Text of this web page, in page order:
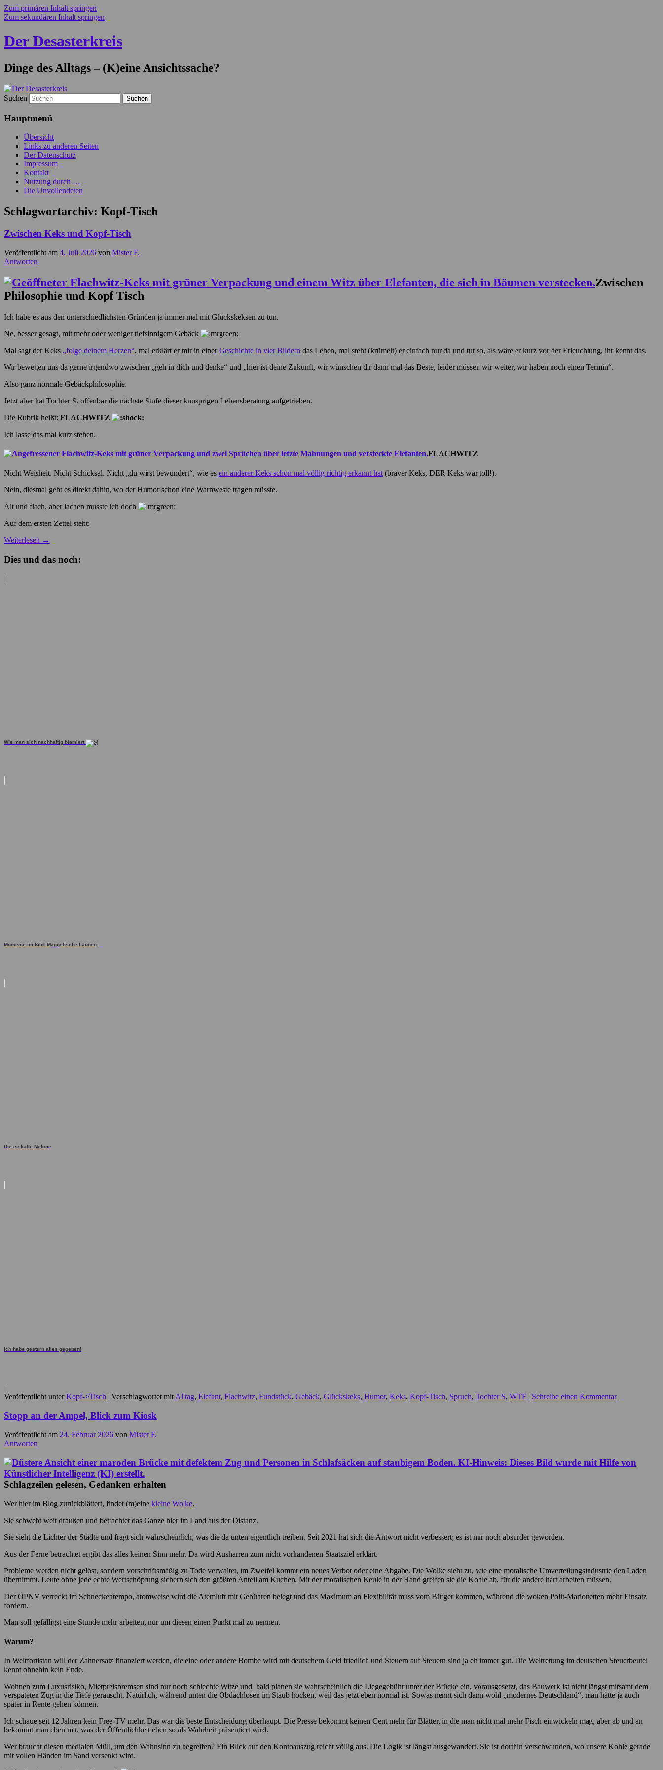
Zum primären Inhalt springen
Zum sekundären Inhalt springen
Der Desasterkreis
Dinge des Alltags – (K)eine Ansichtssache?
Suchen
Hauptmenü
Übersicht
Links zu anderen Seiten
Der Datenschutz
Impressum
Kontakt
Nutzung durch …
Die Unvollendeten
Schlagwortarchiv: Kopf-Tisch
Zwischen Keks und Kopf-Tisch
Veröffentlicht am 4. Juli 2026 von Mister F.
Antworten
Zwischen
Philosophie und Kopf Tisch
Ich habe es aus den unterschiedlichsten Gründen ja immer mal mit Glückskeksen zu tun.
Ne, besser gesagt, mit mehr oder weniger tiefsinnigem Gebäck
Mal sagt der Keks „folge deinem Herzen“, mal erklärt er mir in einerGeschichte in vier Bildern das Leben, mal steht (krümelt) er einfach nur da und tut so, als wäre er kurz vor der Erleuchtung, ihr kennt das.
Wir bewegen uns da gerne irgendwo zwischen „geh in dich und denke“ und „hier ist deine Zukunft, wir wünschen dir dann mal das Beste, leider müssen wir weiter, wir haben noch einen Termin“.
Also ganz normale Gebäckphilosophie.
Jetzt aber hat Tochter S. offenbar die nächste Stufe dieser knusprigen Lebensberatung aufgetrieben.
Die Rubrik heißt: FLACHWITZ
Ich lasse das mal kurz stehen.
FLACHWITZ
Nicht Weisheit. Nicht Schicksal. Nicht „du wirst bewundert“, wie es ein anderer Keks schon mal völlig richtig erkannt hat (braver Keks, DER Keks war toll!).
Nein, diesmal geht es direkt dahin, wo der Humor schon eine Warnweste tragen müsste.
Alt und flach, aber lachen musste ich doch
Auf dem ersten Zettel steht:
Weiterlesen →
Dies und das noch:
Wie man sich nachhaltig blamiert
Momente im Bild: Magnetische Launen
Die eiskalte Melone
Ich habe gestern alles gegeben!
Veröffentlicht unter Kopf->Tisch | Verschlagwortet mit Alltag, Elefant, Flachwitz, Fundstück, Gebäck, Glückskeks, Humor, Keks, Kopf-Tisch, Spruch, Tochter S, WTF | Schreibe einen Kommentar
Stopp an der Ampel, Blick zum Kiosk
Veröffentlicht am 24. Februar 2026 von Mister F.
Antworten
Schlagzeilen gelesen, Gedanken erhalten
Wer hier im Blog zurückblättert, findet (m)eine kleine Wolke.
Sie schwebt weit draußen und betrachtet das Ganze hier im Land aus der Distanz.
Sie sieht die Lichter der Städte und fragt sich wahrscheinlich, was die da unten eigentlich treiben. Seit 2021 hat sich die Antwort nicht verbessert; es ist nur noch absurder geworden.
Aus der Ferne betrachtet ergibt das alles keinen Sinn mehr. Da wird Ausharren zum nicht vorhandenen Staatsziel erklärt.
Probleme werden nicht gelöst, sondern vorschriftsmäßig zu Tode verwaltet, im Zweifel kommt ein neues Verbot oder eine Abgabe. Die Wolke sieht zu, wie eine moralische Umverteilungsindustrie den Laden
übernimmt. Leute ohne jede echte Wertschöpfung sichern sich den größten Anteil am Kuchen. Mit der moralischen Keule in der Hand greifen sie die Kohle ab, für die andere hart arbeiten müssen.
Der ÖPNV verreckt im Schneckentempo, atomweise wird die Atemluft mit Gebühren belegt und das Maximum an Flexibilität muss vom Bürger kommen, während die woken Polit-Marionetten mehr Einsatz
fordern.
Man soll gefälligst eine Stunde mehr arbeiten, nur um diesen einen Punkt mal zu nennen.
Warum?
In Weitfortistan will der Zahnersatz finanziert werden, die eine oder andere Bombe wird mit deutschem Geld friedlich und Steuern auf Steuern sind ja eh immer gut. Die Weltrettung im deutschen Steuerbeutel
kennt ohnehin kein Ende.
Wohnen zum Luxusrisiko, Mietpreisbremsen sind nur noch schlechte Witze und bald planen sie wahrscheinlich die Liegegebühr unter der Brücke ein, vorausgesetzt, das Bauwerk ist nicht längst mitsamt dem
verspäteten Zug in die Tiefe gerauscht. Natürlich, während unten die Obdachlosen im Staub hocken, weil das jetzt eben normal ist. Sowas nennt sich dann wohl „modernes Deutschland“, man hätte ja auch
später in Rente gehen können.
Ich schaue seit 12 Jahren kein Free-TV mehr. Das war die beste Entscheidung überhaupt. Die Presse bekommt keinen Cent mehr für Blätter, in die man nicht mal mehr Fisch einwickeln mag, aber ab und an
bekommt man eben mit, was der Öffentlichkeit eben so als Wahrheit präsentiert wird.
Wer braucht diesen medialen Müll, um den Wahnsinn zu begreifen? Ein Blick auf den Kontoauszug reicht völlig aus. Die Logik ist längst ausgewandert. Sie ist dorthin verschwunden, wo unsere Kohle gerade
mit vollen Händen im Sand versenkt wird.